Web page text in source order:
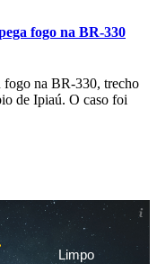
fogo na BR-330
fogo na BR-330, trecho
de Ipiaú. O caso foi
Limpo